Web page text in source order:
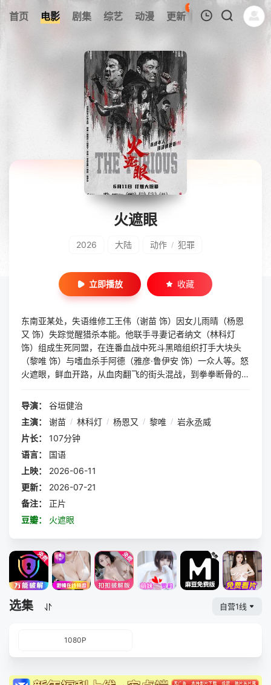
首页 电影 剧集 综艺 动漫 更新
99
热榜 APP
暂无观看影片的记录
火遮眼
2026 大陆 动作 / 犯罪
立即播放 收藏
东南亚某处，失语维修工王伟（谢苗 饰）因女儿雨晴（杨恩
又 饰）失踪觉醒猎杀本能。他联手寻妻记者纳文（林科灯
饰）组成生死同盟，在连番血战中死斗黑暗组织打手大块头
（黎唯 饰）与嗜血杀手阿德（雅彦·鲁伊安 饰）一众人等。怒
火遮眼，鲜血开路，从血肉翻飞的街头混战，到拳拳断骨的室
雨晴也在魔窟中用父亲教的功夫自救。随着二人深入敌营，真
导演：
谷垣健治
主演：
谢苗 / 林科灯 / 杨恩又 / 黎唯 / 岩永丞威
片长：
107分钟
语言：
国语
上映：
2026-06-11
更新：
2026-07-21
备注：
正片
豆瓣：
火遮眼
选集 自营1线
1080P